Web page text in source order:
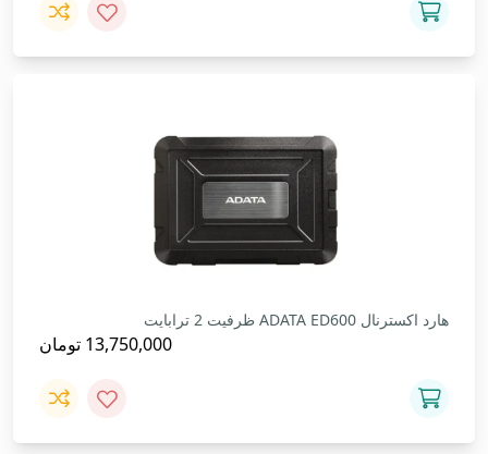
هارد اکسترنال ADATA ED600 ظرفیت 2 ترابایت
13,750,000 تومان